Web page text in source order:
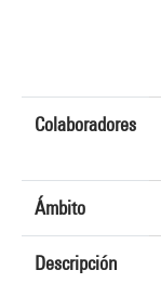
Colaboradores
Ámbito
Descripción